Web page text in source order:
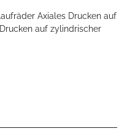
Axiales Drucken auf
auf zylindrischer